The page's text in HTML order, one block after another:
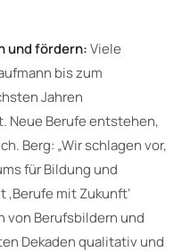
und fördern:Viele
bis zum
Jahren
Neue Berufe entstehen,
Berg: „Wir schlagen vor,
für Bildung und
mit Zukunft‘
von Berufsbildern und
Dekaden qualitativ und